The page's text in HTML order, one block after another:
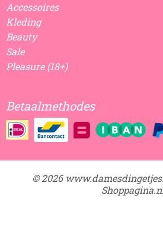
Accessoires
Kleding
Beauty
Sale
Pleasure (18+)
Betaalmethodes
© 2026